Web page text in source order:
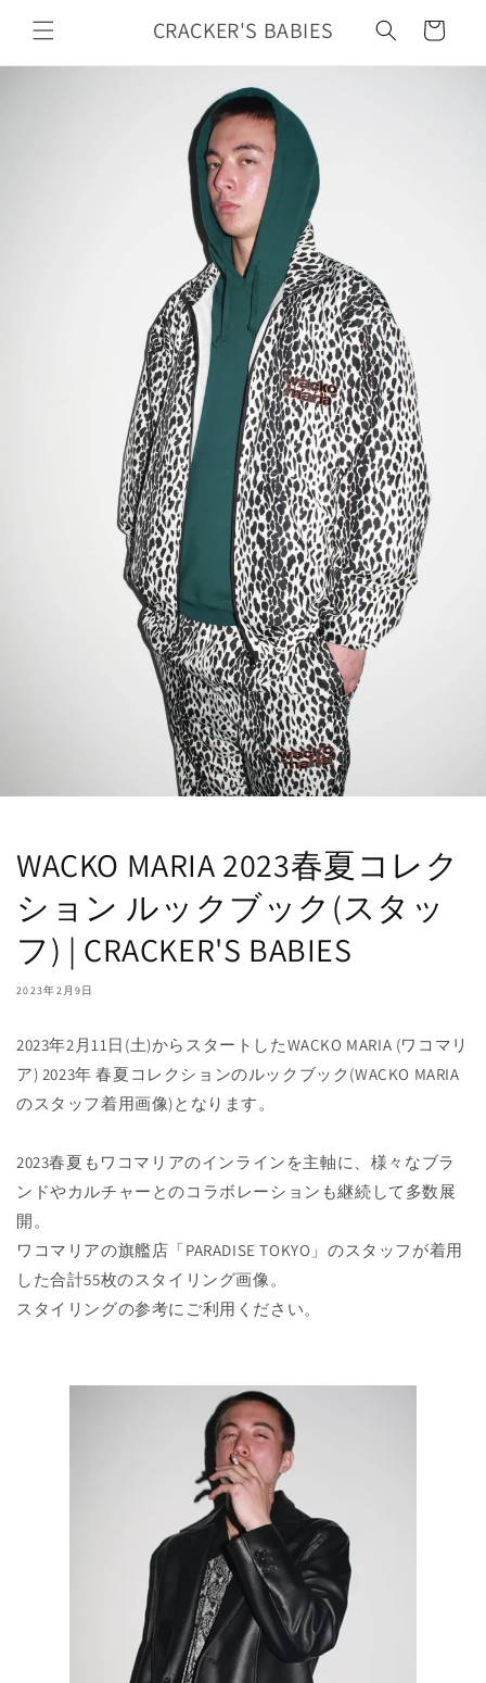
ンツに
進む
CRACKER'S BABIES
ー
WACKO MARIA 2023春夏コレク
ション ルックブック(スタッ
フ) | CRACKER'S BABIES
2023年2月9日
2023年2月11日(土)からスタートしたWACKO MARIA (ワコマリ
ア) 2023年 春夏コレクションのルックブック(WACKO MARIA
のスタッフ着用画像)となります。
2023春夏もワコマリアのインラインを主軸に、様々なブラ
ンドやカルチャーとのコラボレーションも継続して多数展
開。
ワコマリアの旗艦店「PARADISE TOKYO」のスタッフが着用
した合計55枚のスタイリング画像。
スタイリングの参考にご利用ください。